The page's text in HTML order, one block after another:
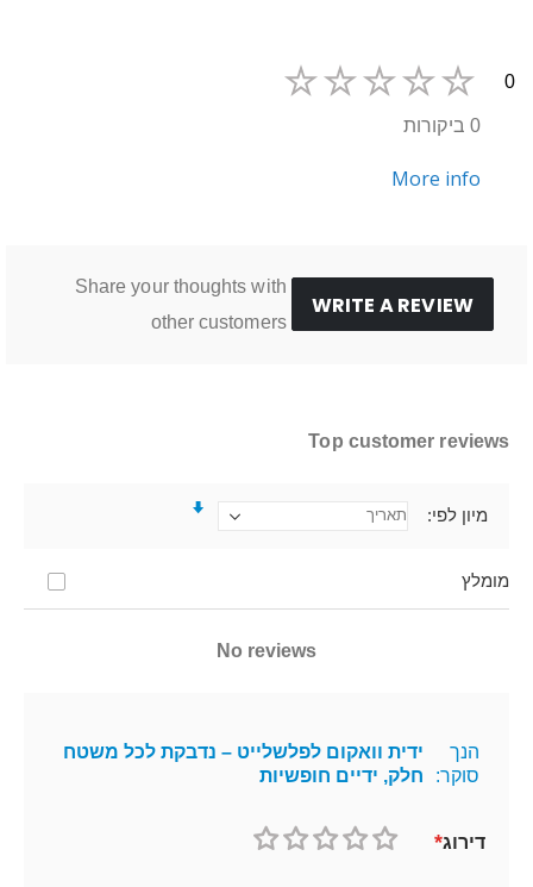
0
0 ביקורות
More info
WRITE A REVIEW
Share your thoughts with
other customers
Top customer reviews
מומלץ
מיון לפי
No reviews
הנך
סוקר:
ידית וואקום לפלשלייט – נדבקת לכל משטח
חלק, ידיים חופשיות
דירוג